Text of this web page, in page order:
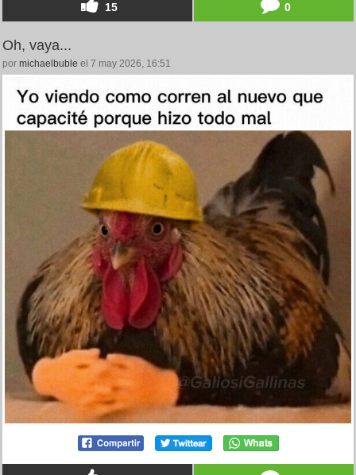
15 0
Oh, vaya...
por michaelbuble el 7 may 2026, 16:51